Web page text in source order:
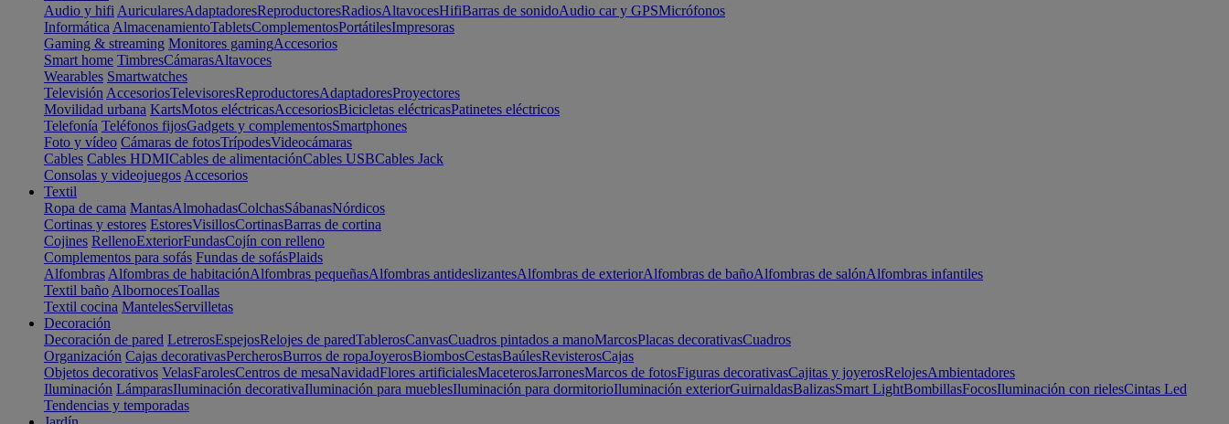
Audio y hifi AuricularesAdaptadoresReproductoresRadiosAltavocesHifiBarras de sonidoAudio car y GPSMicrófonos
Informática AlmacenamientoTabletsComplementosPortátilesImpresoras
Gaming & streaming Monitores gamingAccesorios
Smart home TimbresCámarasAltavoces
Wearables Smartwatches
Televisión AccesoriosTelevisoresReproductoresAdaptadoresProyectores
Movilidad urbana KartsMotos eléctricasAccesoriosBicicletas eléctricasPatinetes eléctricos
Telefonía Teléfonos fijosGadgets y complementosSmartphones
Foto y vídeo Cámaras de fotosTrípodesVideocámaras
Cables Cables HDMICables de alimentaciónCables USBCables Jack
Consolas y videojuegos Accesorios
Textil
Ropa de cama MantasAlmohadasColchasSábanasNórdicos
Cortinas y estores EstoresVisillosCortinasBarras de cortina
Cojines RellenoExteriorFundasCojín con relleno
Complementos para sofás Fundas de sofásPlaids
Alfombras Alfombras de habitaciónAlfombras pequeñasAlfombras antideslizantesAlfombras de exteriorAlfombras de bañoAlfombras de salónAlfombras infantiles
Textil baño AlbornocesToallas
Textil cocina MantelesServilletas
Decoración
Decoración de pared LetrerosEspejosRelojes de paredTablerosCanvasCuadros pintados a manoMarcosPlacas decorativasCuadros
Organización Cajas decorativasPercherosBurros de ropaJoyerosBiombosCestasBaúlesRevisterosCajas
Objetos decorativos VelasFarolesCentros de mesaNavidadFlores artificialesMaceterosJarronesMarcos de fotosFiguras decorativasCajitas y joyerosRelojesAmbientadores
Iluminación LámparasIluminación decorativaIluminación para mueblesIluminación para dormitorioIluminación exteriorGuirnaldasBalizasSmart LightBombillasFocosIluminación con rielesCintas Led
Tendencias y temporadas